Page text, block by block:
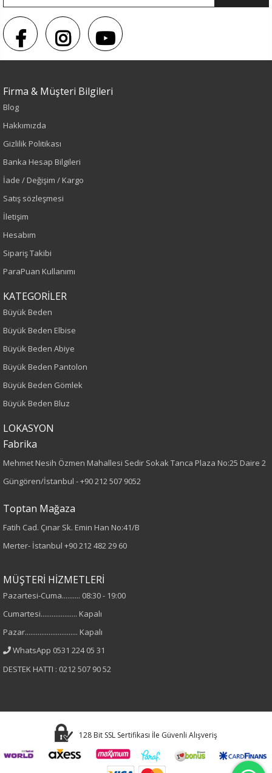
Sezon : YAZLIK
Beyaz
İlkbahar-Yaz
Yaş Grubu
Yetişkin
Büyük Beden
75
Kumaş Tipi
Dokuma
Düz
Kumaş
%100 Polyester
Cinsiyet
Kadın
Kol Tipi
Firma & Müşteri Bilgileri
Blog
Hakkımızda
Gizlilik Politikası
Banka Hesap Bilgileri
İade / Değişim / Kargo
Satış sözleşmesi
İletişim
Hesabım
Sipariş Takibi
ParaPuan Kullanımı
KATEGORİLER
Büyük Beden
Büyük Beden Elbise
Büyük Beden Abiye
Büyük Beden Pantolon
Büyük Beden Gömlek
Büyük Beden Bluz
LOKASYON
Fabrika
Mehmet Nesih Özmen Mahallesi Sedir Sokak Tanca Plaza No:25 Daire 2
Güngören/İstanbul -+90 212 507 9052
Toptan Mağaza
Fatih Cad. Çınar Sk. Emin Han No:41/B
Merter- İstanbul +90 212 482 29 60
MÜŞTERİ HİZMETLERİ
Pazartesi-Cuma.......... 08:30 - 19:00
Cumartesi.................... Kapalı
Pazar............................. Kapalı
WhatsApp 0531 224 05 31
DESTEK HATTI : 0212 507 90 52
128 Bit SSL Sertifikası İle Güvenli Alışveriş